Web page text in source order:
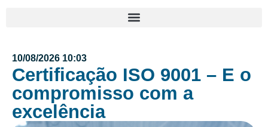
10/08/2026 10:03
Certificação ISO 9001 – E o
compromisso com a
excelência